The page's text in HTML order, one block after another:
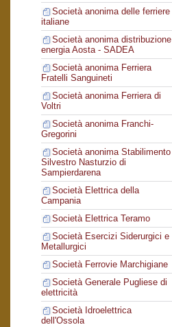
Società anonima delle ferriere
italiane
Società anonima distribuzione
energia Aosta - SADEA
Società anonima Ferriera
Fratelli Sanguineti
Società anonima Ferriera di
Voltri
Società anonima Franchi-
Gregorini
Società anonima Stabilimento
Silvestro Nasturzio di
Sampierdarena
Società Elettrica della
Campania
Società Elettrica Teramo
Società Esercizi Siderurgici e
Metallurgici
Società Ferrovie Marchigiane
Società Generale Pugliese di
elettricità
Società Idroelettrica
dell'Ossola